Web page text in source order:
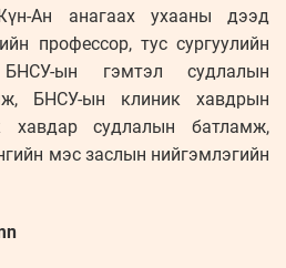
Ан анагаах ухааны дээд
профессор, тус сургуулийн
ын гэмтэл судлалын
БНСУ-ын клиник хавдрын
хавдар судлалын батламж,
мэс заслын нийгэмлэгийн